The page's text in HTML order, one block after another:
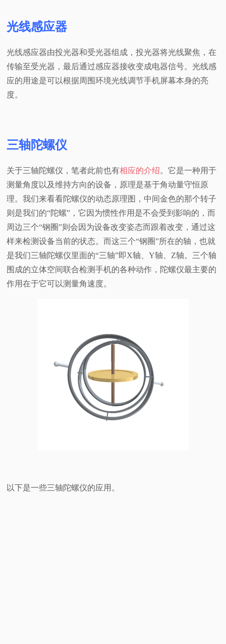
光线感应器
光线感应器由投光器和受光器组成，投光器将光线聚焦，在
传输至受光器，最后通过感应器接收变成电器信号。光线感
应的用途是可以根据周围环境光线调节手机屏幕本身的亮
度。
三轴陀螺仪
关于三轴陀螺仪，笔者此前也有相应的介绍。它是一种用于
测量角度以及维持方向的设备，原理是基于角动量守恒原
理。我们来看看陀螺仪的动态原理图，中间金色的那个转子
则是我们的“陀螺”，它因为惯性作用是不会受到影响的，而
周边三个“钢圈”则会因为设备改变姿态而跟着改变，通过这
样来检测设备当前的状态。而这三个“钢圈”所在的轴，也就
是我们三轴陀螺仪里面的“三轴”即X轴、Y轴、Z轴。三个轴
围成的立体空间联合检测手机的各种动作，陀螺仪最主要的
作用在于它可以测量角速度。
以下是一些三轴陀螺仪的应用。